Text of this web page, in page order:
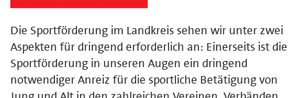
Die Sportförderung im Landkreis sehen wir unter zwei
Aspekten für dringend erforderlich an: Einerseits ist die
Sportförderung in unseren Augen ein dringend
notwendiger Anreiz für die sportliche Betätigung von